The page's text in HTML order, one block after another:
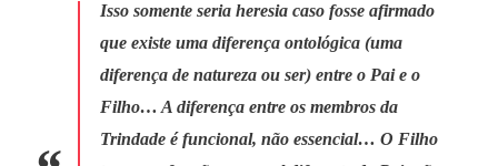
Isso somente seria heresia caso fosse afirmado
que existe uma diferença ontológica (uma
diferença de natureza ou ser) entre o Pai e o
Filho… A diferença entre os membros da
Trindade é funcional, não essencial… O Filho